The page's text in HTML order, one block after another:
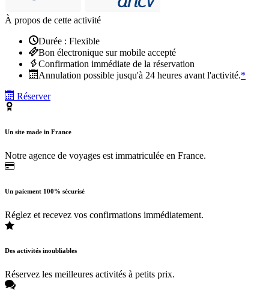
À propos de cette activité
Durée : Flexible
Bon électronique sur mobile accepté
Confirmation immédiate de la réservation
Annulation possible jusqu'à 24 heures avant l'activité.*
Réserver
Un site made in France
Notre agence de voyages est immatriculée en France.
Un paiement 100% sécurisé
Réglez et recevez vos confirmations immédiatement.
Des activités inoubliables
Réservez les meilleures activités à petits prix.